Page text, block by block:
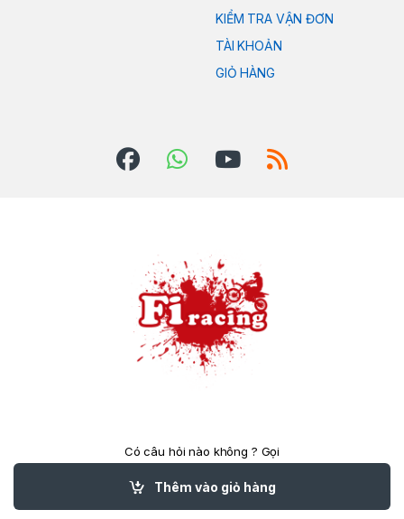
Thêm vào giỏ hàng
KIỂM TRA VẬN ĐƠN
TÀI KHOẢN
GIỎ HÀNG
Có câu hỏi nào không ? Gọi
cho chúng tôi 24/7!
(84)824039788